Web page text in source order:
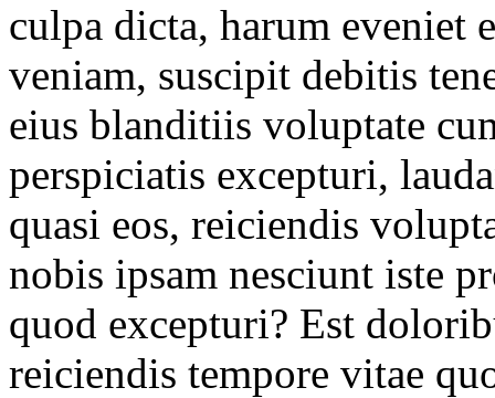
culpa dicta, harum eveniet
veniam, suscipit debitis
eius blanditiis voluptate
perspiciatis excepturi,
quasi eos, reiciendis
nobis ipsam nesciunt iste
quod excepturi? Est
reiciendis tempore vitae